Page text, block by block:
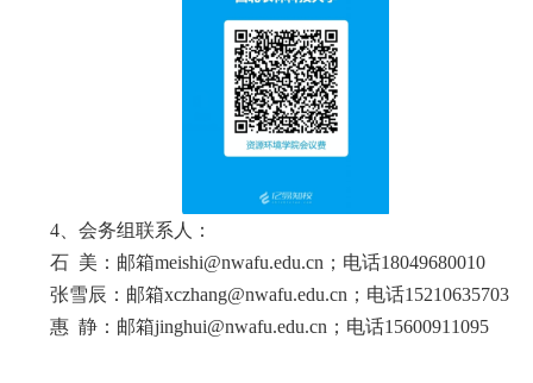
4、会务组联系人：
石 美：邮箱meishi@nwafu.edu.cn；电话18049680010
张雪辰：邮箱xczhang@nwafu.edu.cn；电话15210635703
惠 静：邮箱jinghui@nwafu.edu.cn；电话15600911095